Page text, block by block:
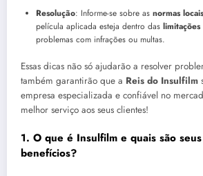
Resolução: Informe-se sobre as normas locais
película aplicada esteja dentro das limitações
problemas com infrações ou multas.
Essas dicas não só ajudarão a resolver
também garantirão que a Reis do Insulfilm
empresa especializada e confiável no
melhor serviço aos seus clientes!
1. O que é Insulfilm e quais são
benefícios?